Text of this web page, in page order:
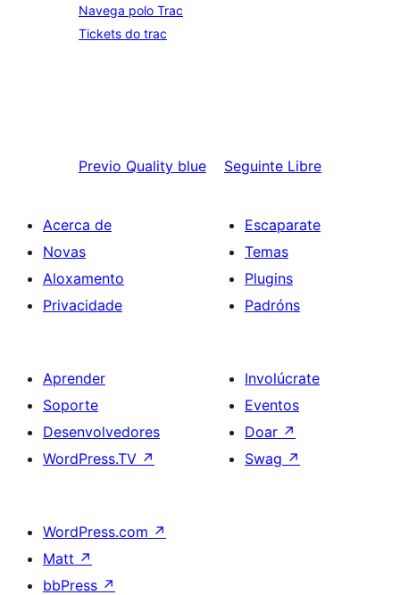
Navega polo Trac
Tickets do trac
Previo Quality blue Seguinte Libre
Acerca de
Novas
Aloxamento
Privacidade
Escaparate
Temas
Plugins
Padróns
Aprender
Soporte
Desenvolvedores
WordPress.TV ↗
Involúcrate
Eventos
Doar ↗
Swag ↗
WordPress.com ↗
Matt ↗
bbPress ↗